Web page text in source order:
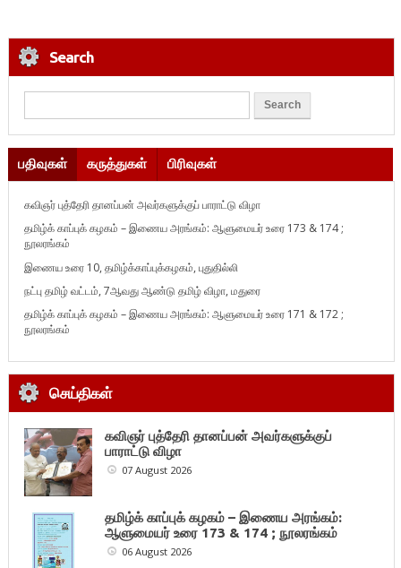
Search
பதிவுகள் கருத்துகள் பிரிவுகள்
கவிஞர் புத்தேரி தானப்பன் அவர்களுக்குப் பாராட்டு விழா
தமிழ்க் காப்புக் கழகம் – இணைய அரங்கம்: ஆளுமையர் உரை 173 & 174 ;
நூலரங்கம்
இணைய உரை 10, தமிழ்க்காப்புக்கழகம், புதுதில்லி
நட்பு தமிழ் வட்டம், 7ஆவது ஆண்டு தமிழ் விழா, மதுரை
தமிழ்க் காப்புக் கழகம் – இணைய அரங்கம்: ஆளுமையர் உரை 171 & 172 ;
நூலரங்கம்
செய்திகள்
கவிஞர் புத்தேரி தானப்பன் அவர்களுக்குப்
பாராட்டு விழா
07 August 2026
தமிழ்க் காப்புக் கழகம் – இணைய அரங்கம்:
ஆளுமையர் உரை 173 & 174 ; நூலரங்கம்
06 August 2026